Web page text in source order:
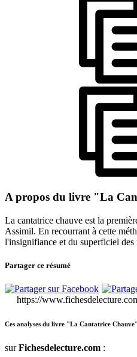
A propos du livre "La
La cantatrice chauve est la
Assimil. En recourrant à cette
l'insignifiance et du superficiel
Partager ce résumé
https://
Ces analyses du livre "La Cantatrice
surFichesdelecture.com :